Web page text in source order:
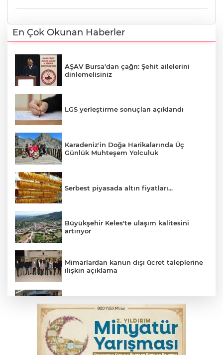
En Çok Okunan Haberler
AŞAV Bursa'dan çağrı: Şehit ailelerini
dinlemelisiniz
LGS yerleştirme sonuçları açıklandı
Karadeniz'in Doğa Harikalarında Üç
Günlük Muhteşem Yolculuk
Serbest piyasada altın fiyatları...
Büyükşehir Keles'te ulaşım kalitesini
artırıyor
Mimarlardan kanun dışı ücret taleplerine
ilişkin açıklama
Başkan Aydın: Tüm imkanları sunuyoruz
Başkan Dalgıç: Denizler halkındır